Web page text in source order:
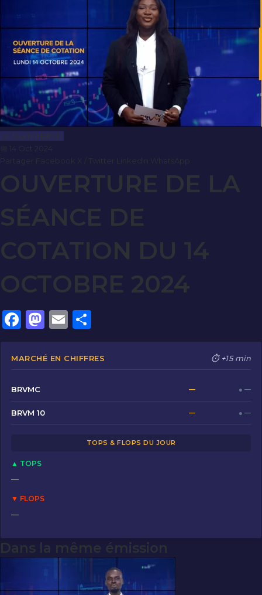
Le Journal BRVM
OUVERTURE DE LA
SÉANCE DE
COTATION DU 14
OCTOBRE 2024
F
a
c
b
o
o
M
a
st
o
n
E
m
ai
ar
ta
MARCHÉ EN CHIFFRES ⏱ +15 min
BRVMC — ● —
BRVM 10 — ● —
TOPS & FLOPS DU JOUR
▲ TOPS
—
▼ FLOPS
—
Dans la même émission